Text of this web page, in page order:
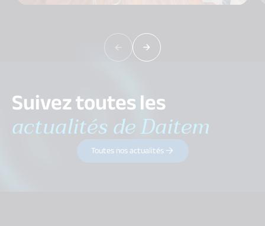
Suivez toutes les
actualités de Daitem
Toutes nos actualités